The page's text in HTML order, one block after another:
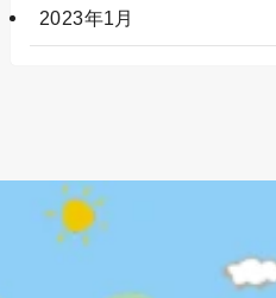
2023年1月